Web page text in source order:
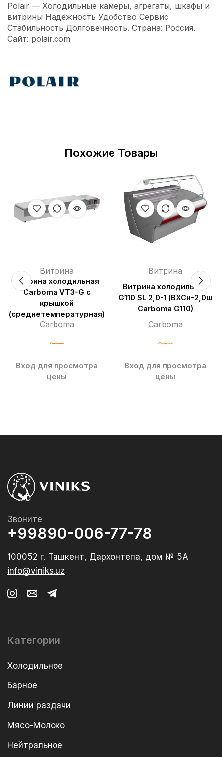
Polair — Холодильные камеры, агрегаты, шкафы и
витрины Надёжность Удобство Сервис
Стабильность Долговечность. Страна: Россия.
Сайт: polair.com
Похожие Товары
Витрина
Витрина холодильная
Carboma VT3-G с
крышкой
(среднетемпературная)
Carboma
Вход для просмотра
цены
Витрина
Витрина холодильная
G110 SL 2,0-1 (ВХСн-2,0ш
Carboma G110)
Carboma
Вход для просмотра
цены
Звоните
+99890-006-77-78
100052 г. Ташкент, Дархонтепа, дом № 5А
info@viniks.uz
Категории
Холодильное
Барное
Линии раздачи
Мясо-Молоко
Нейтральное